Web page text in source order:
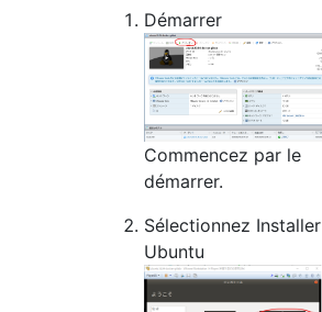
Démarrer
Commencez par le
démarrer.
Sélectionnez Installer
Ubuntu